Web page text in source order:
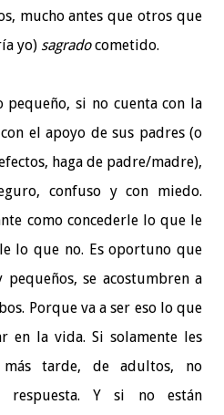
mucho antes que otros que
yo) sagradocometido.
si no cuenta con la
el apoyo de sus padres (o
haga de padre/madre),
confuso y con miedo.
como concederle lo que le
lo que no. Es oportuno que
se acostumbren a
Porque va a ser eso lo que
en la vida. Si solamente les
tarde, de adultos, no
Y si no están